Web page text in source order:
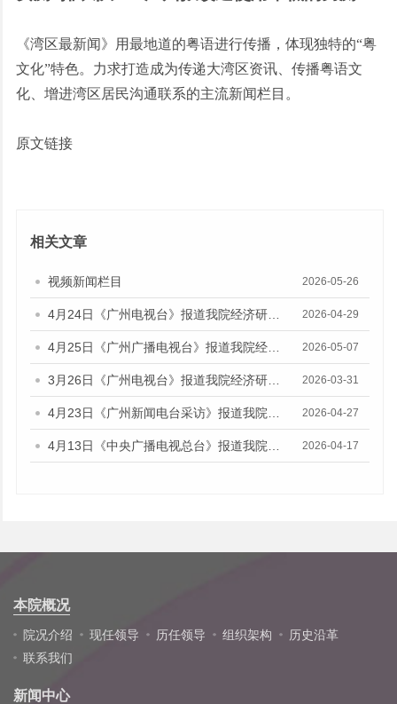
《湾区最新闻》用最地道的粤语进行传播，体现独特的“粤
文化”特色。力求打造成为传递大湾区资讯、传播粤语文
化、增进湾区居民沟通联系的主流新闻栏目。
原文链接
相关文章
视频新闻栏目 2026-05-26
2026-04-29
2026-05-07
2026-03-31
2026-04-27
2026-04-17
本院概况
院况介绍 现任领导 历任领导 组织架构
历史沿革
联系我们
新闻中心